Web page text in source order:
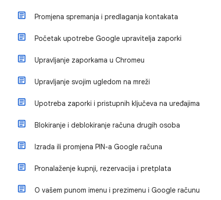
Promjena spremanja i predlaganja kontakata
Početak upotrebe Google upravitelja zaporki
Upravljanje zaporkama u Chromeu
Upravljanje svojim ugledom na mreži
Upotreba zaporki i pristupnih ključeva na uređajima
Blokiranje i deblokiranje računa drugih osoba
Izrada ili promjena PIN-a Google računa
Pronalaženje kupnji, rezervacija i pretplata
O vašem punom imenu i prezimenu i Google računu